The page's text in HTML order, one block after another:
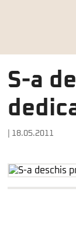
S-a
| 18.05.2011